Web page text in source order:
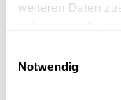
weiteren Daten
Notwendig